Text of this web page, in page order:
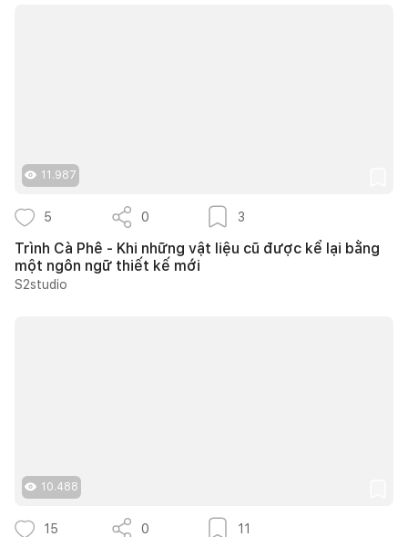
11.987
5 0 3
Trình Cà Phê - Khi những vật liệu cũ được kể lại bằng
một ngôn ngữ thiết kế mới
S2studio
10.488
15 0 11